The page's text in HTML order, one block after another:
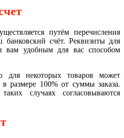
путём перечисления
счёт. Реквизиты для
вам удобным для вас способом
для некоторых товаров может
в размере 100% от суммы заказа.
случаях согласовываются